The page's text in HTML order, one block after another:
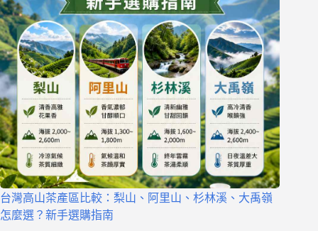
台灣高山茶產區比較：梨山、阿里山、杉林溪、大禹嶺
怎麼選？新手選購指南